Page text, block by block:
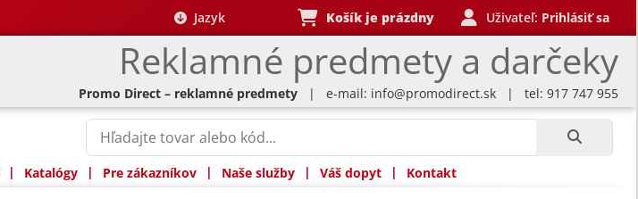
Reklamné predmety a darčeky
Jazyk Košík je prázdny Uživateľ: Prihlásiť sa
Promo Direct – reklamné predmety | e-mail: info@promodirect.sk | tel: 917 747 955
| Katalógy | Pre zákazníkov | Naše služby | Váš dopyt | Kontakt